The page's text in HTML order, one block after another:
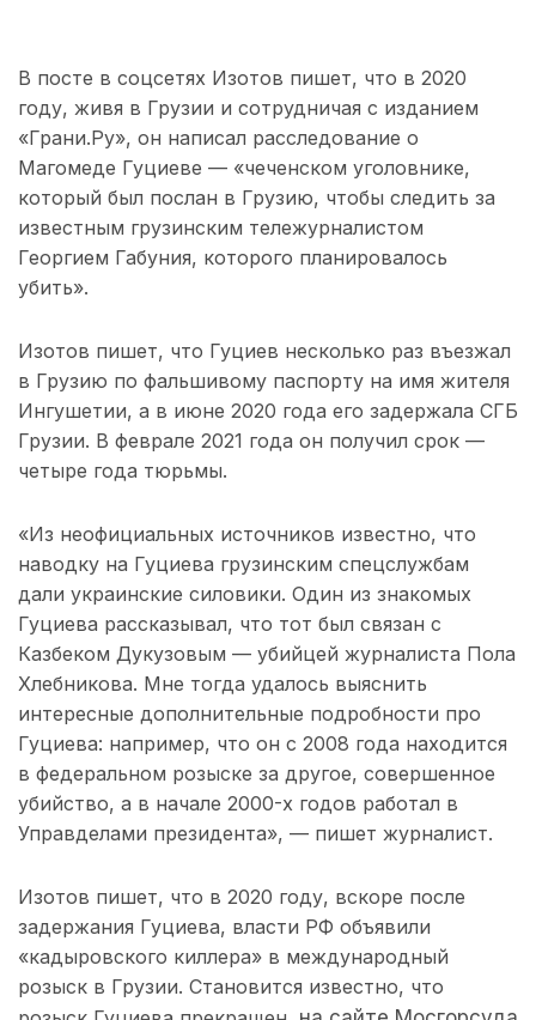
В посте в соцсетях Изотов пишет, что в 2020
году, живя в Грузии и сотрудничая с изданием
«Грани.Ру», он написал расследование о
Магомеде Гуциеве — «чеченском уголовнике,
который был послан в Грузию, чтобы следить за
известным грузинским тележурналистом
Георгием Габуния, которого планировалось
убить».
Изотов пишет, что Гуциев несколько раз въезжал
в Грузию по фальшивому паспорту на имя жителя
Ингушетии, а в июне 2020 года его задержала СГБ
Грузии. В феврале 2021 года он получил срок —
четыре года тюрьмы.
«Из неофициальных источников известно, что
наводку на Гуциева грузинским спецслужбам
дали украинские силовики. Один из знакомых
Гуциева рассказывал, что тот был связан с
Казбеком Дукузовым — убийцей журналиста Пола
Хлебникова. Мне тогда удалось выяснить
интересные дополнительные подробности про
Гуциева: например, что он с 2008 года находится
в федеральном розыске за другое, совершенное
убийство, а в начале 2000-х годов работал в
Управделами президента», — пишет журналист.
Изотов пишет, что в 2020 году, вскоре после
задержания Гуциева, власти РФ объявили
«кадыровского киллера» в международный
розыск в Грузии. Становится известно, что